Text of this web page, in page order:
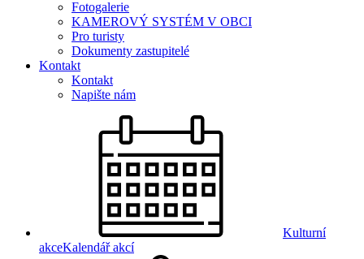
Fotogalerie
KAMEROVÝ SYSTÉM V OBCI
Pro turisty
Dokumenty zastupitelé
Kontakt
Kontakt
Napište nám
Kulturní
akceKalendář akcí